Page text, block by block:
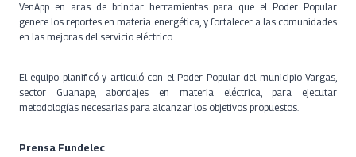
VenApp en aras de brindar herramientas para que el Poder Popular
genere los reportes en materia energética, y fortalecer a las comunidades
en las mejoras del servicio eléctrico.
El equipo planificó y articuló con el Poder Popular del municipio Vargas,
sector Guanape, abordajes en materia eléctrica, para ejecutar
metodologías necesarias para alcanzar los objetivos propuestos.
Prensa Fundelec